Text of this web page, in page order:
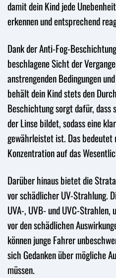
damit dein Kind jede
erkennen und entsprechend
Dank der Anti-Fog-
beschlagene Sicht der
anstrengenden Bedingungen
behält dein Kind stets den
Beschichtung sorgt dafür,
der Linse bildet, sodass eine
gewährleistet ist. Das
Konzentration auf das
Darüber hinaus bietet die
vor schädlicher UV-Strahlung.
UVA-, UVB- und UVC-Strahlen,
vor den schädlichen
können junge Fahrer
sich Gedanken über mögliche
müssen.